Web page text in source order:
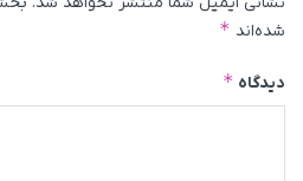
شده‌اند *
دیدگاه *